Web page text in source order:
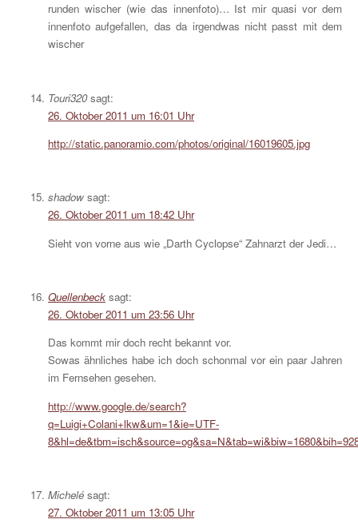
runden wischer (wie das innenfoto)… Ist mir quasi vor dem
innenfoto aufgefallen, das da irgendwas nicht passt mit dem
wischer
Touri320 sagt:
26. Oktober 2011 um 16:01 Uhr
http://static.panoramio.com/photos/original/16019605.jpg
shadow sagt:
26. Oktober 2011 um 18:42 Uhr
Sieht von vorne aus wie „Darth Cyclopse“ Zahnarzt der Jedi…
Quellenbeck sagt:
26. Oktober 2011 um 23:56 Uhr
Das kommt mir doch recht bekannt vor.
Sowas ähnliches habe ich doch schonmal vor ein paar Jahren
im Fernsehen gesehen.
http://www.google.de/search?
q=Luigi+Colani+lkw&um=1&ie=UTF-
Michelé sagt:
27. Oktober 2011 um 13:05 Uhr